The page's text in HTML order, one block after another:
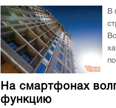
В
На смартфонах
функцию